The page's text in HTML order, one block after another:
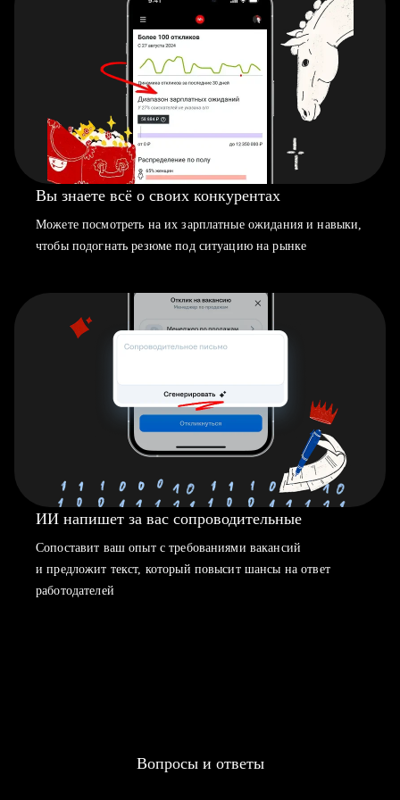
Вы знаете всё о своих конкурентах
Можете посмотреть на их зарплатные ожидания и навыки,
чтобы подогнать резюме под ситуацию на рынке
ИИ напишет за вас сопроводительные
Сопоставит ваш опыт с требованиями вакансий
и предложит текст, который повысит шансы на ответ
работодателей
Вопросы и ответы